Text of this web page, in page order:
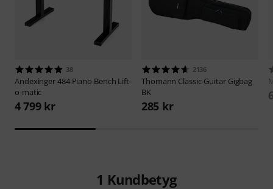
38
Andexinger484 Piano Bench Lift-
o-matic
4 799 kr
2136
Thomann Classic-Guitar Gigbag
BK
285 kr
1 Kundbetyg